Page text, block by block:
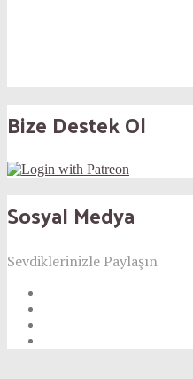
Bize Destek Ol
Sosyal Medya
Sevdiklerinizle Paylaşın